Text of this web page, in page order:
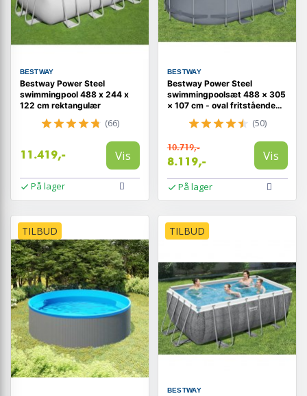
BESTWAY
Bestway Power Steel
swimmingpool 488 x 244 x
122 cm rektangulær
(66)
11.419,- Vis
På lager
BESTWAY
Bestway Power Steel
swimmingpoolsæt 488 × 305
× 107 cm - oval fritstående
(50)
10.719,-
8.119,- Vis
På lager
TILBUD TILBUD
BESTWAY